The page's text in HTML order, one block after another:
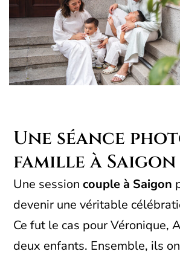
Une séance
famille à Saigon
Une sessioncouple à Saigon
devenir une véritable
Ce fut le cas pour Véronique,
deux enfants. Ensemble, ils